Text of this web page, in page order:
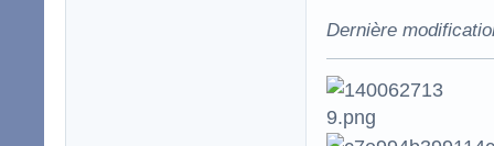
Dernière